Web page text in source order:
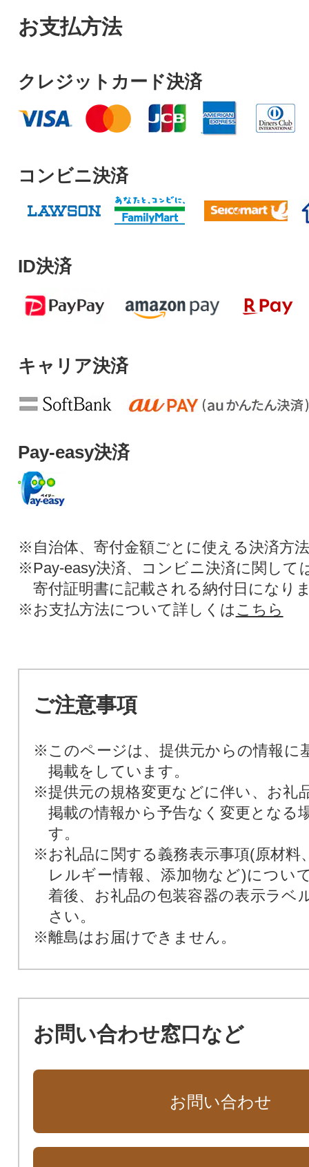
お支払方法
クレジットカード決済
コンビニ決済
ID決済
キャリア決済
Pay-easy決済
※自治体、寄付金額ごとに使える決済方
※Pay-easy決済、コンビニ決済に関して
寄付証明書に記載される納付日になり
※お支払方法について詳しくは こちら
ご注意事項
※このページは、提供元からの情報に
掲載をしています。
※提供元の規格変更などに伴い、お礼
掲載の情報から予告なく変更となる
す。
※お礼品に関する義務表示事項(原材料
レルギー情報、添加物など)につい
着後、お礼品の包装容器の表示ラベ
さい。
※離島はお届けできません。
お問い合わせ窓口など
お問い合わせ